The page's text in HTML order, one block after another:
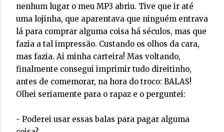
nenhum lugar o meu MP3 abriu. Tive que ir até
uma lojinha, que aparentava que ninguém entrava
lá para comprar alguma coisa há séculos, mas que
fazia a tal impressão. Custando os olhos da cara,
mas fazia. Ai minha carteira! Mas voltando,
finalmente consegui imprimir tudo direitinho,
antes de comemorar, na hora do troco: BALAS!
Olhei seriamente para o rapaz e o perguntei:
- Poderei usar essas balas para pagar alguma